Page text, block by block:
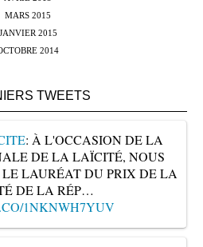
MARS 2015
JANVIER 2015
2014
TWEETS
: À L'OCCASION DE LA
DE LA LAÏCITÉ, NOUS
LE LAURÉAT DU PRIX DE LA
DE LA RÉP…
1NKNWH7YUV